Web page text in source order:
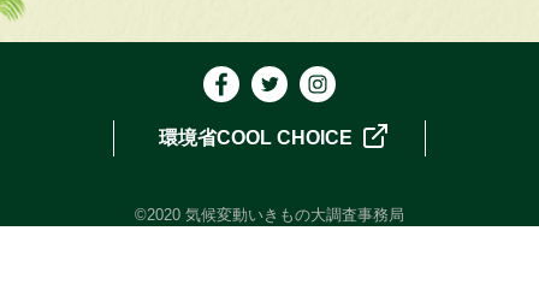
環境省COOL CHOICE
©2020 気候変動いきもの大調査事務局